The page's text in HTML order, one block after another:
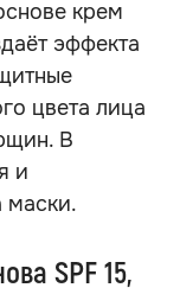
крем
эффекта
цвета лица
В
и
маски.
SPF 15,